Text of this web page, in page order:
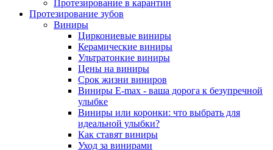
Протезирование в карантин
Протезирование зубов
Виниры
Циркониевые виниры
Керамические виниры
Ультратонкие виниры
Цены на виниры
Срок жизни виниров
Виниры E-max - ваша дорога к безупречной
улыбке
Виниры или коронки: что выбрать для
идеальной улыбки?
Как ставят виниры
Уход за винирами